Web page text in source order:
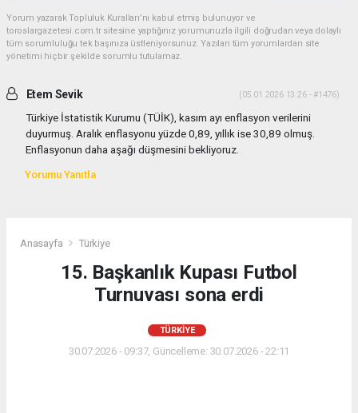
Yorum yazarak Topluluk Kuralları’nı kabul etmiş bulunuyor ve
toroslargazetesi.com.tr sitesine yaptığınız yorumunuzla ilgili doğrudan veya dolaylı
tüm sorumluluğu tek başınıza üstleniyorsunuz. Yazılan tüm yorumlardan site
yönetimi hiçbir şekilde sorumlu tutulamaz.
Etem Sevik (05.01.2026 13:26 - #1476)
Türkiye İstatistik Kurumu (TÜİK), kasım ayı enflasyon verilerini
duyurmuş. Aralık enflasyonu yüzde 0,89, yıllık ise 30,89 olmuş.
Enflasyonun daha aşağı düşmesini bekliyoruz.
Yorumu Yanıtla
Anasayfa Türkiye
15. Başkanlık Kupası Futbol
Turnuvası sona erdi
TÜRKIYE
30.07.2026 - 09:37, Güncelleme: 30.07.2026 - 22:11